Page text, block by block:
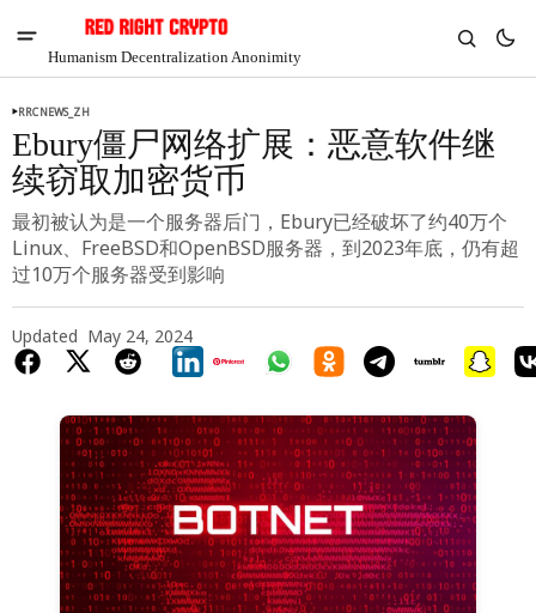
Humanism Decentralization Anonimity
Chia
$1.28
-4.65%
RRCNEWS_ZH
Ebury僵尸网络扩展：恶意软件继
续窃取加密货币
最初被认为是一个服务器后门，Ebury已经破坏了约40万个
Linux、FreeBSD和OpenBSD服务器，到2023年底，仍有超
过10万个服务器受到影响
Updated May 24, 2024